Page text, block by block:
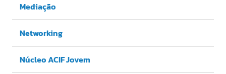
Mediação
Networking
Núcleo ACIF Jovem